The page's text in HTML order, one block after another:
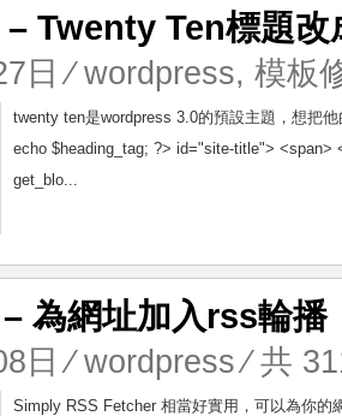
Twenty Ten標題改
日 ⁄wordpress, 模板
twenty ten是wordpress 3.0的預設主題，想把
echo $heading_tag; ?> id="site-title"> <span>
get_blo...
為網址加入rss輪播
日 ⁄wordpress⁄ 共
Simply RSS Fetcher 相當好實用，可以為你